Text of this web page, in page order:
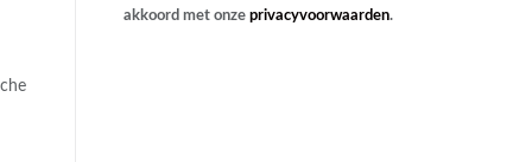
akkoord met onze privacyvoorwaarden.